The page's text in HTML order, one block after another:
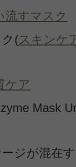
コミを見る
ーを書いて
投稿する
流すマスク
(スキンケ
ケア
Mask
ジが混在